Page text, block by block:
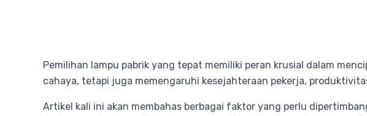
Pemilihan lampu pabrik yang tepat memiliki peran krusial dalam
cahaya, tetapi juga memengaruhi kesejahteraan pekerja,
Artikel kali ini akan membahas berbagai faktor yang perlu